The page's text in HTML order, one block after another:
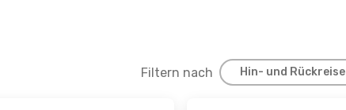
Filtern nach Hin- und Rückreise